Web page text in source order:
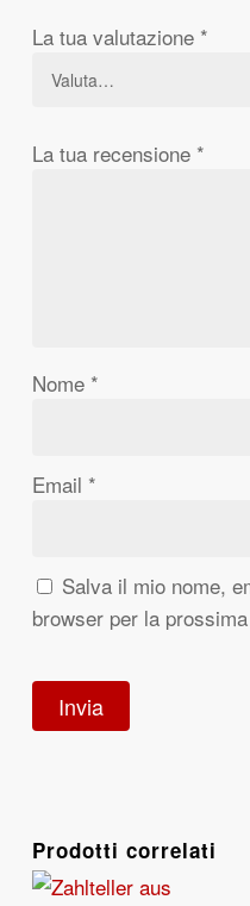
La tua valutazione *
La tua recensione *
Nome *
Email *
Salva il mio nome,
browser per la
Prodotti correlati